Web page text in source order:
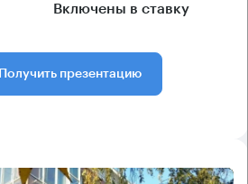
Включены в ставку
Получить презентацию